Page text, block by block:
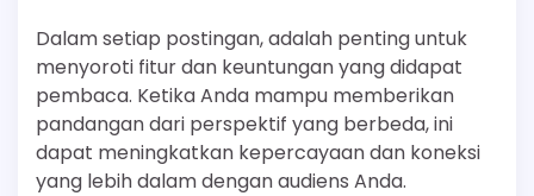
Dalam setiap postingan, adalah penting untuk
menyoroti fitur dan keuntungan yang didapat
pembaca. Ketika Anda mampu memberikan
pandangan dari perspektif yang berbeda, ini
dapat meningkatkan kepercayaan dan koneksi
yang lebih dalam dengan audiens Anda.